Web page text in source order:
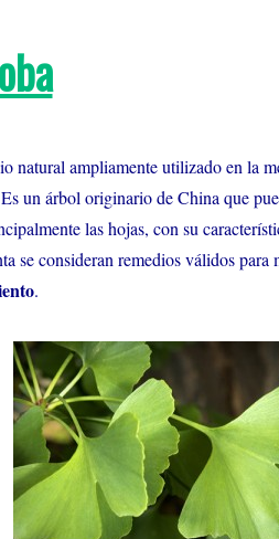
natural ampliamente utilizado en la
un árbol originario de China que
las hojas, con su
se consideran remedios válidos para
.